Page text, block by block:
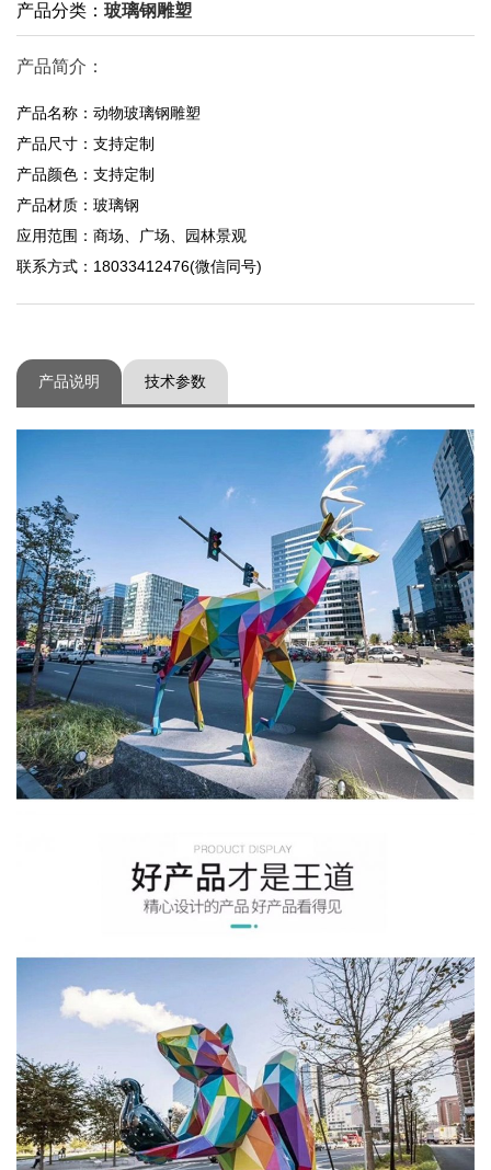
产品分类： 玻璃钢雕塑
产品简介：
产品名称：动物玻璃钢雕塑
产品尺寸：支持定制
产品颜色：支持定制
产品材质：玻璃钢
应用范围：商场、广场、园林景观
联系方式：18033412476(微信同号)
产品说明 技术参数